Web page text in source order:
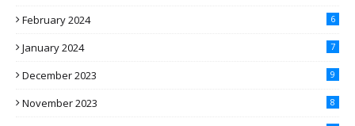
February 2024 6
January 2024 7
December 2023 9
November 2023 8